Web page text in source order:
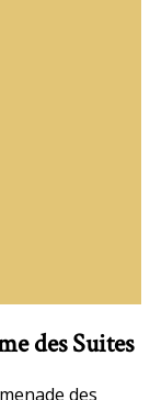
des Suites
des